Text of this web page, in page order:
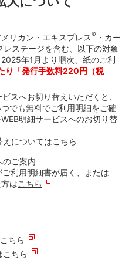
リカン・エキスプレス® ・カー
レステージを含む、以下の対象
年1月より順次、紙のご利
り「発行手数料220円（税
スへお切り替えいただくと、
でも無料でご利用明細をご確
明細サービスへのお切り替
についてはこちら
のご案内
利用明細書が届く、または
はこちら
こちら
こちら